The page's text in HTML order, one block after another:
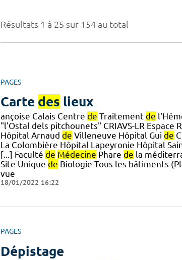
Résultats 1 à 25 sur 154 au total
PAGES
Carte des lieux
ançoise Calais Centre de Traitement de
"l'Ostal dels pitchounets" CRIAVS-LR Espace
Hôpital Arnaud de Villeneuve Hôpital Gui de
La Colombière Hôpital Lapeyronie Hôpital
[...] Faculté de Médecine Phare de la
Site Unique de Biologie Tous les bâtiments
vue
18/01/2022 16:22
PAGES
Dépistage